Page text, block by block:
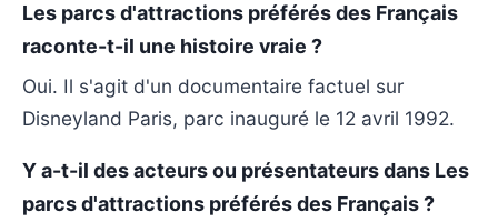
Les parcs d'attractions préférés des Français
raconte-t-il une histoire vraie ?
Oui. Il s'agit d'un documentaire factuel sur
Disneyland Paris, parc inauguré le 12 avril 1992.
Y a-t-il des acteurs ou présentateurs dans Les
parcs d'attractions préférés des Français ?